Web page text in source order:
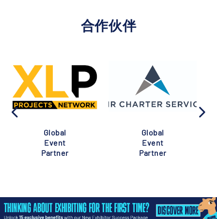
合作伙伴
Global
Event
Partner
Global
Event
Partner